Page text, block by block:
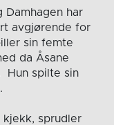
Damhagen har
avgjørende for
sin femte
da Åsane
Hun spilte sin
sprudler